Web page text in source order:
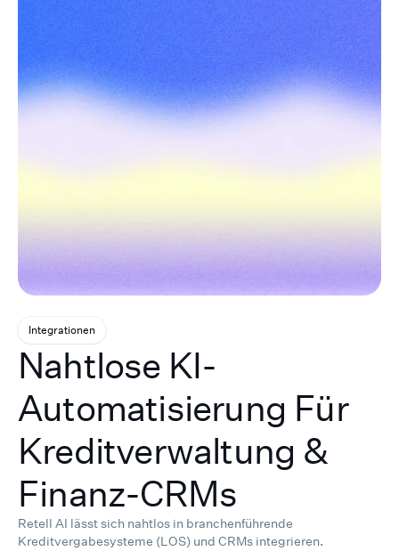
Integrationen
Nahtlose KI-
Automatisierung Für
Kreditverwaltung &
Finanz-CRMs
Retell AI lässt sich nahtlos in branchenführende
Kreditvergabesysteme (LOS) und CRMs integrieren.